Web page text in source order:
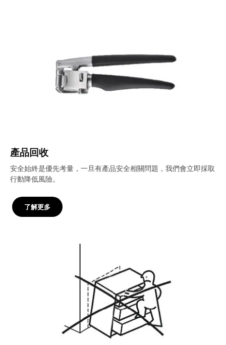
產品回收
安全始終是優先考量，一旦有產品安全相關問題，我們會立即採取
行動降低風險。
了解更多